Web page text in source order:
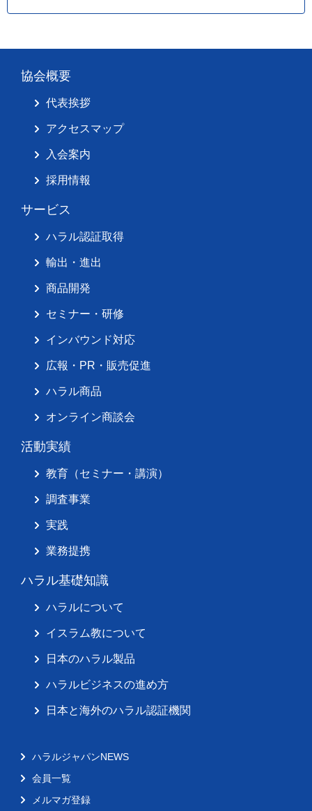
協会概要
代表挨拶
アクセスマップ
入会案内
採用情報
サービス
ハラル認証取得
輸出・進出
商品開発
セミナー・研修
インバウンド対応
広報・PR・販売促進
ハラル商品
オンライン商談会
活動実績
教育（セミナー・講演）
調査事業
実践
業務提携
ハラル基礎知識
ハラルについて
イスラム教について
日本のハラル製品
ハラルビジネスの進め方
日本と海外のハラル認証機関
ハラルジャパンNEWS
会員一覧
メルマガ登録